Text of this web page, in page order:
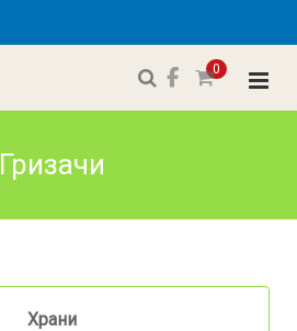
0
Гризачи
Храни